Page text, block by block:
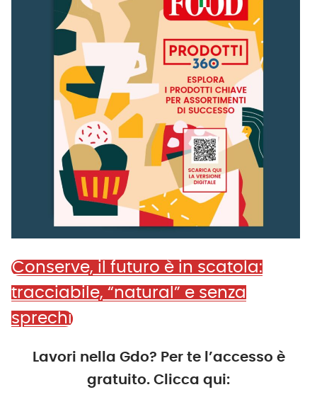
Conserve, il futuro è in scatola:
tracciabile, “natural” e senza
sprechi
Lavori nella Gdo? Per te l’accesso è
gratuito. Clicca qui: